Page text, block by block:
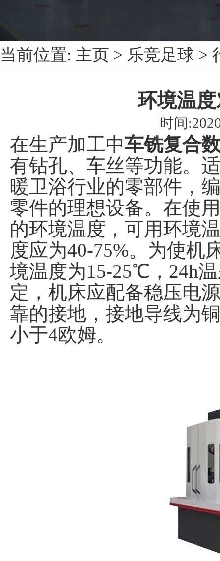
当前位置: 主页 > 乐竞足球 >
环境温
时间
在生产加工中车铣复合
有钻孔、车丝等功能。
暖卫浴行业的零部件，
零件的理想设备。在使
的环境温度，可用环境
度应为40-75%。为使机
境温度为15-25℃，24h
定，机床应配备稳压电
靠的接地，接地导线为
小于4欧姆。